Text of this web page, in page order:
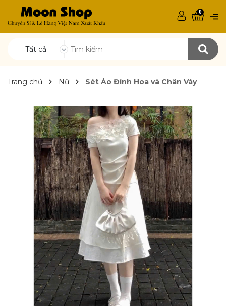
Tất cả
0
Trang chủ Nữ Sét Áo Đính Hoa và Chân Váy